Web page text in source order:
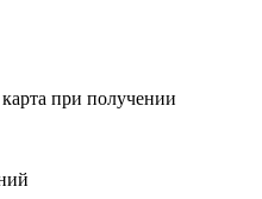
при получении